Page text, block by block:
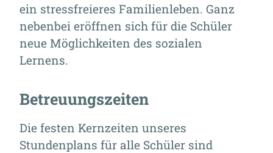
ein stressfreieres Familienleben. Ganz
nebenbei eröffnen sich für die Schüler
neue Möglichkeiten des sozialen
Lernens.
Betreuungszeiten
Die festen Kernzeiten unseres
Stundenplans für alle Schüler sind